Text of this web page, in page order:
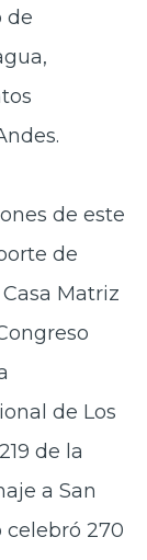
de
de este
de
Matriz
de Los
de la
a San
celebró 270